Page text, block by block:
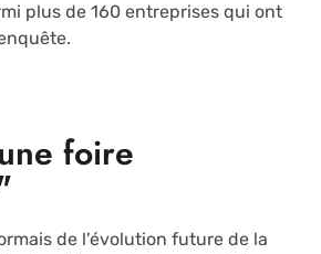
plus de 160 entreprises qui ont
foire
de l'évolution future de la